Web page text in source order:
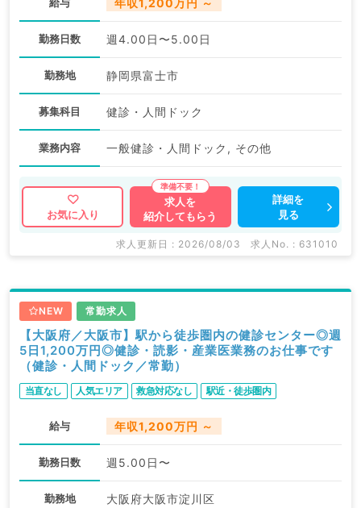
年収1,200万円 ～
勤務日数 週4.00日〜5.00日
勤務地 静岡県富士市
募集科目 健診・人間ドック
業務内容 一般健診・人間ドック, その他
お気に入り
求人を
紹介してもらう
詳細を
見る
求人更新日 : 2026/08/03 求人No. : 631010
NEW 常勤求人
【大阪府／大阪市】駅から徒歩圏内の健診センター◎週
5日1,200万円◎健診・読影・産業医業務のお仕事です
（健診・人間ドック／常勤）
当直なし 人気エリア 救急対応なし 駅近・徒歩圏内
給与 年収1,200万円 ～
勤務日数 週5.00日〜
勤務地 大阪府大阪市淀川区